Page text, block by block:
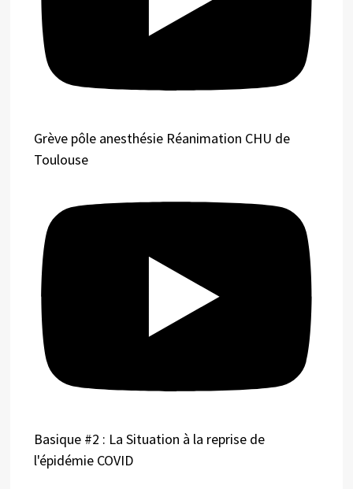
Grève pôle anesthésie Réanimation CHU de
Toulouse
Basique #2 : La Situation à la reprise de
l'épidémie COVID